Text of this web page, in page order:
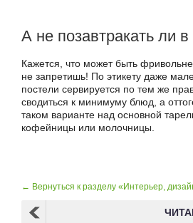
А не позавтракать ли
Кажется, что может быть
не запретишь! По этикету даже
постели сервируется по тем же
сводиться к минимуму блюд, а
таком варианте над основной
кофейницы или молочницы.
← Вернуться к разделу «Интерьер,